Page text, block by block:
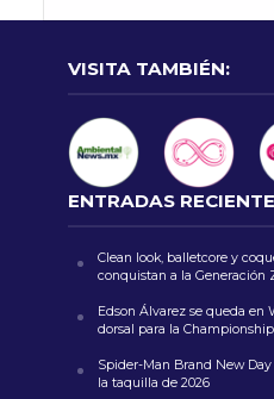
VISITA TAMBIÉN:
ENTRADAS
Clean look, balletcore y
conquistan a la Generación
Edson Álvarez se queda en
dorsal para la Championship
Spider-Man Brand New
la taquilla de 2026